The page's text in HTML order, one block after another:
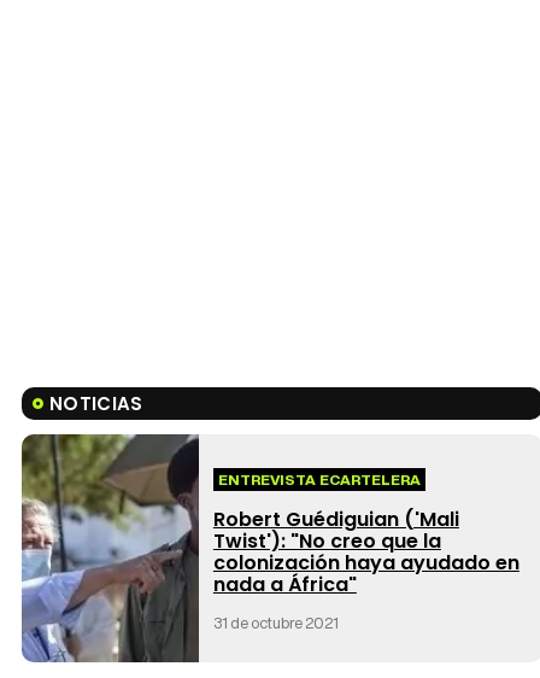
NOTICIAS
ENTREVISTA ECARTELERA
Robert Guédiguian ('Mali
Twist'): "No creo que la
colonización haya ayudado en
nada a África"
31 de octubre 2021